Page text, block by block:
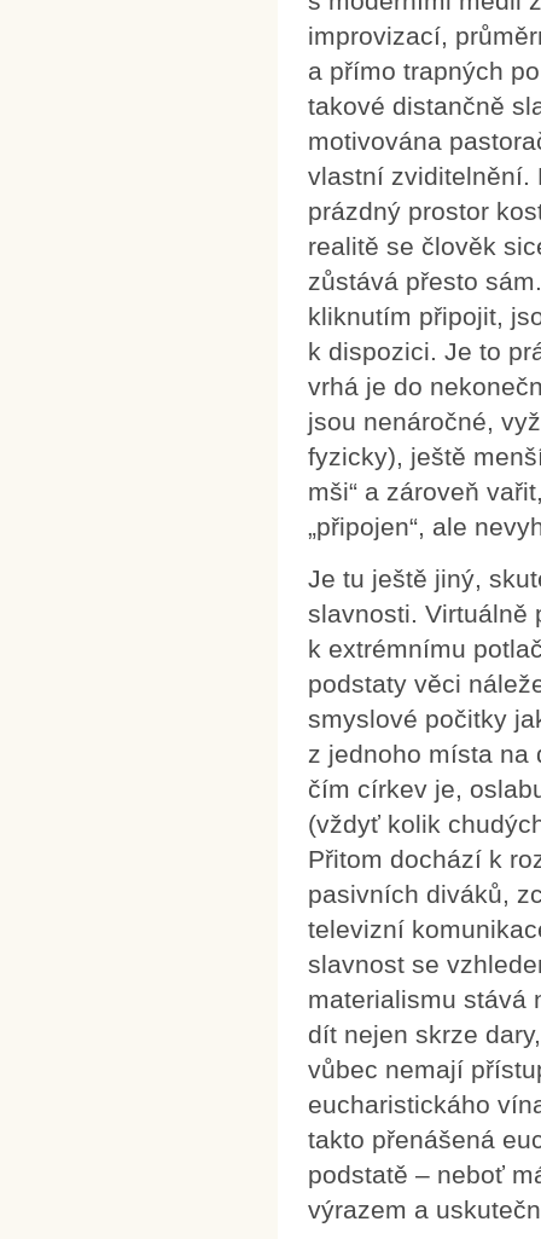
improvizací,
a přímo trapných
takové distančně
motivována
vlastní zviditelnění.
prázdný prostor
realitě se člověk
zůstává přesto
kliknutím připojit,
k dispozici. Je to
vrhá je do
jsou nenáročné,
fyzicky), ještě
mši“ a zároveň
„připojen“, ale
Je tu ještě jiný,
slavnosti. Virtuálně
k extrémnímu
podstaty věci
smyslové počitky
z jednoho místa na
čím církev je,
(vždyť kolik
Přitom dochází k
pasivních diváků,
televizní
slavnost se
materialismu stává
dít nejen skrze
vůbec nemají
eucharistickáho
takto přenášená
podstatě – neboť
výrazem a